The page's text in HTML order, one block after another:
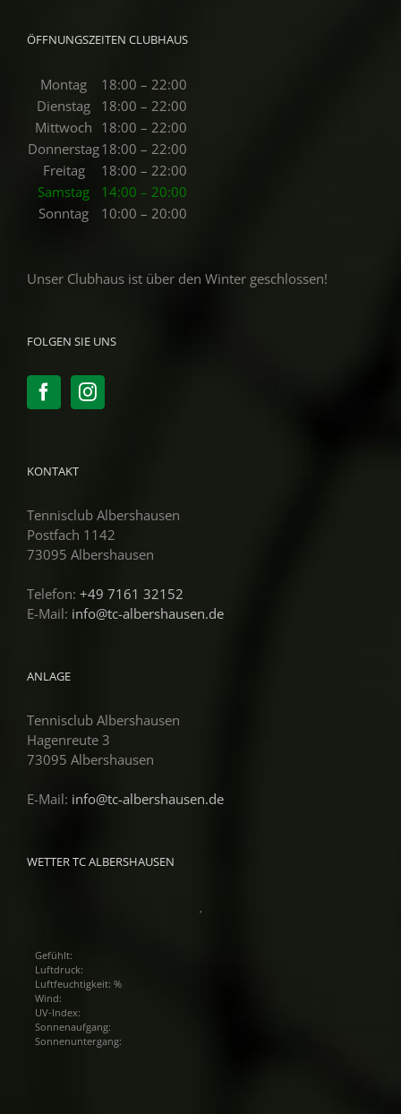
ÖFFNUNGSZEITEN CLUBHAUS
Montag
18:00 – 22:00
Dienstag
18:00 – 22:00
Mittwoch 18:00 – 22:00
Donnerstag18:00 – 22:00
Freitag
18:00 – 22:00
Samstag
14:00 – 20:00
Sonntag
10:00 – 20:00
Unser Clubhaus ist über den Winter geschlossen!
FOLGEN SIE UNS
KONTAKT
Tennisclub Albershausen
Postfach 1142
73095 Albershausen
Telefon: +49 7161 32152
E-Mail: info@tc-albershausen.de
ANLAGE
Tennisclub Albershausen
Hagenreute 3
73095 Albershausen
E-Mail: info@tc-albershausen.de
WETTER TC ALBERSHAUSEN
,
Gefühlt:
Luftdruck:
Luftfeuchtigkeit: %
Wind:
UV-Index:
Sonnenaufgang:
Sonnenuntergang: